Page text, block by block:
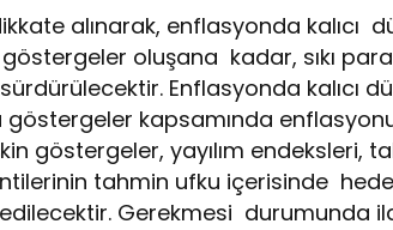
alınarak, enflasyonda kalıcı
oluşana kadar, sıkı
Enflasyonda kalıcı
kapsamında
göstergeler, yayılım endeksleri,
tahmin ufku içerisinde
Gerekmesi durumunda